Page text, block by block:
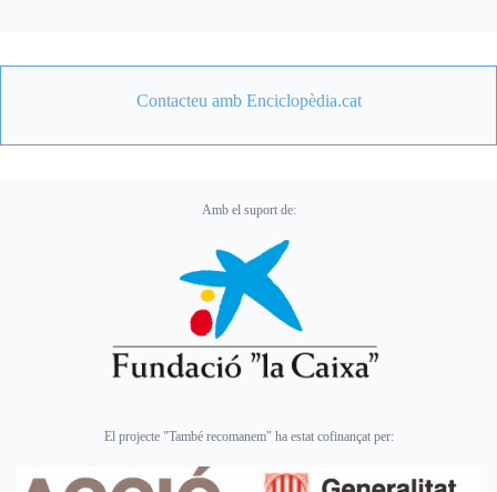
Contacteu amb Enciclopèdia.cat
Amb el suport de:
El projecte "També recomanem" ha estat cofinançat per: